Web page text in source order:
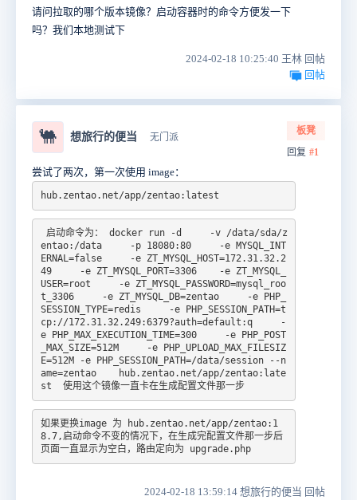
请问拉取的哪个版本镜像？启动容器时的命令方便发一下
吗？我们本地测试下
2024-02-18 10:25:40 王林 回帖
回帖
🐫 想旅行的便当 无门派
板凳
回复 #1
尝试了两次，第一次使用 image：
hub.zentao.net/app/zentao:latest
entao:/data     -p 18080:80     -e MYSQL_INT
ERNAL=false     -e ZT_MYSQL_HOST=172.31.32.2
49     -e ZT_MYSQL_PORT=3306    -e ZT_MYSQL_
USER=root     -e ZT_MYSQL_PASSWORD=mysql_roo
t_3306     -e ZT_MYSQL_DB=zentao     -e PHP_
SESSION_TYPE=redis     -e PHP_SESSION_PATH=t
cp://172.31.32.249:6379?auth=default:q     -
e PHP_MAX_EXECUTION_TIME=300     -e PHP_POST
_MAX_SIZE=512M     -e PHP_UPLOAD_MAX_FILESIZ
E=512M -e PHP_SESSION_PATH=/data/session --n
ame=zentao    hub.zentao.net/app/zentao:late
st  使用这个镜像一直卡在生成配置文件那一步
如果更换image 为 hub.zentao.net/app/zentao:1
8.7,启动命令不变的情况下，在生成完配置文件那一步后
页面一直显示为空白，路由定向为 upgrade.php
2024-02-18 13:59:14 想旅行的便当 回帖